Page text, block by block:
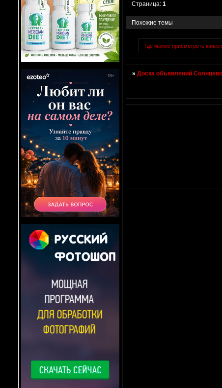
Страница:1
Похожие темы
Где можно присмотреть
»Доска объявлений